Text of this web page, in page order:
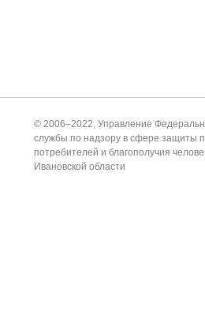
© 2006–2022, Управление
службы по надзору в сфере защиты
потребителей и благополучия
Ивановской области